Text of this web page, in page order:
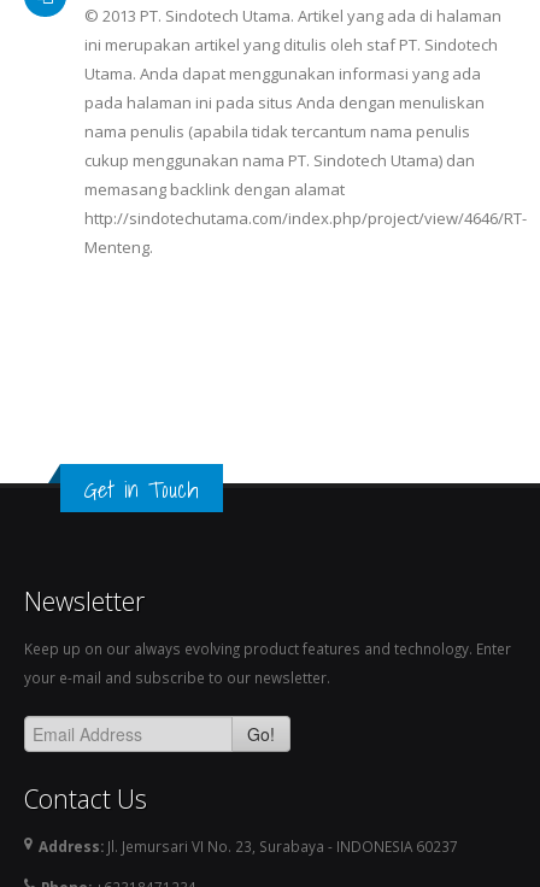
© 2013 PT. Sindotech Utama. Artikel yang ada di halaman
ini merupakan artikel yang ditulis oleh staf PT. Sindotech
Utama. Anda dapat menggunakan informasi yang ada
pada halaman ini pada situs Anda dengan menuliskan
nama penulis (apabila tidak tercantum nama penulis
cukup menggunakan nama PT. Sindotech Utama) dan
memasang backlink dengan alamat
http://sindotechutama.com/index.php/project/view/4646/RT-
Menteng.
Get in Touch
Newsletter
Keep up on our always evolving product features and technology. Enter
your e-mail and subscribe to our newsletter.
Go!
Contact Us
Address: Jl. Jemursari VI No. 23, Surabaya - INDONESIA 60237